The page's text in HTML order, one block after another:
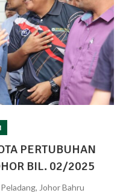
PERTUBUHAN
BIL. 02/2025
Johor Bahru